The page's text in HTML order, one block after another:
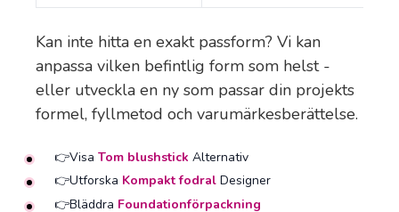
Kan inte hitta en exakt passform? Vi kan
anpassa vilken befintlig form som helst -
eller utveckla en ny som passar din projekts
formel, fyllmetod och varumärkesberättelse.
👉VisaTom blushstick Alternativ
👉Utforska Kompakt fodral Designer
👉Bläddra Foundationförpackning